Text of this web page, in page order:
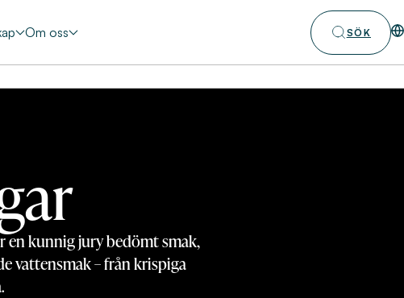
Om oss SÖK
en kunnig jury bedömt smak,
vattensmak – från krispiga